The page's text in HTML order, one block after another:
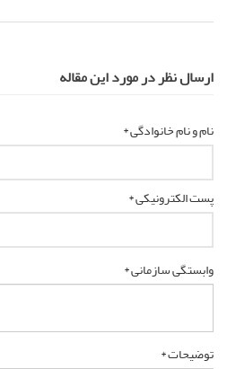
ارسال نظر در مورد این مقاله
نام و نام خانوادگی *
پست الکترونیکی *
وابستگی سازمانی *
توضیحات *